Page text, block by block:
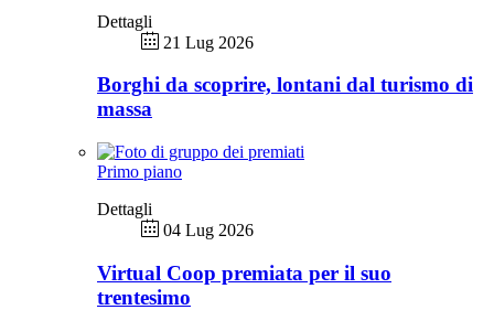
Dettagli
21 Lug 2026
Borghi da scoprire, lontani dal turismo di
massa
Primo piano
Dettagli
04 Lug 2026
Virtual Coop premiata per il suo
trentesimo